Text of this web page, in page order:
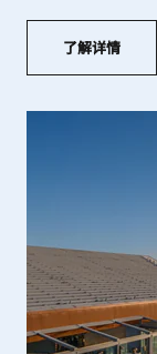
了解详情